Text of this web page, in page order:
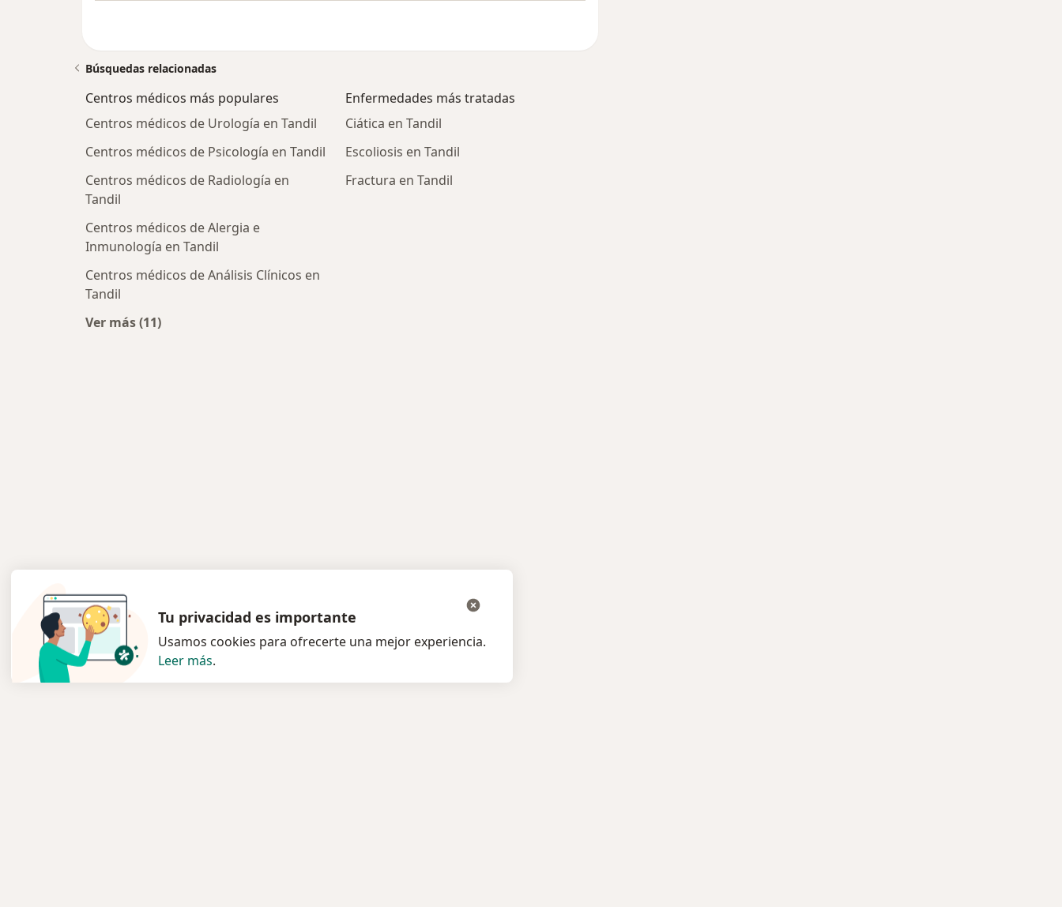
Búsquedas relacionadas
Centros médicos más populares
Centros médicos de Urología en Tandil
Centros médicos de Psicología en Tandil
Centros médicos de Radiología en
Tandil
Centros médicos de Alergia e
Inmunología en Tandil
Centros médicos de Análisis Clínicos en
Tandil
Ver más (11)
Enfermedades más tratadas
Ciática en Tandil
Escoliosis en Tandil
Fractura en Tandil
Tu privacidad es importante
Usamos cookies para ofrecerte una mejor experiencia.
Leer más.